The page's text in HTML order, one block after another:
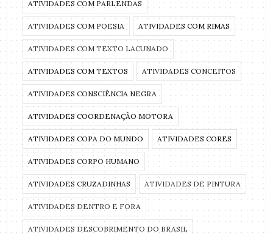
ATIVIDADES COM PARLENDAS
ATIVIDADES COM POESIA ATIVIDADES COM RIMAS
ATIVIDADES COM TEXTO LACUNADO
ATIVIDADES COM TEXTOS ATIVIDADES CONCEITOS
ATIVIDADES CONSCIÊNCIA NEGRA
ATIVIDADES COORDENAÇÃO MOTORA
ATIVIDADES COPA DO MUNDO ATIVIDADES CORES
ATIVIDADES CORPO HUMANO
ATIVIDADES CRUZADINHAS ATIVIDADES DE PINTURA
ATIVIDADES DENTRO E FORA
ATIVIDADES DESCOBRIMENTO DO BRASIL